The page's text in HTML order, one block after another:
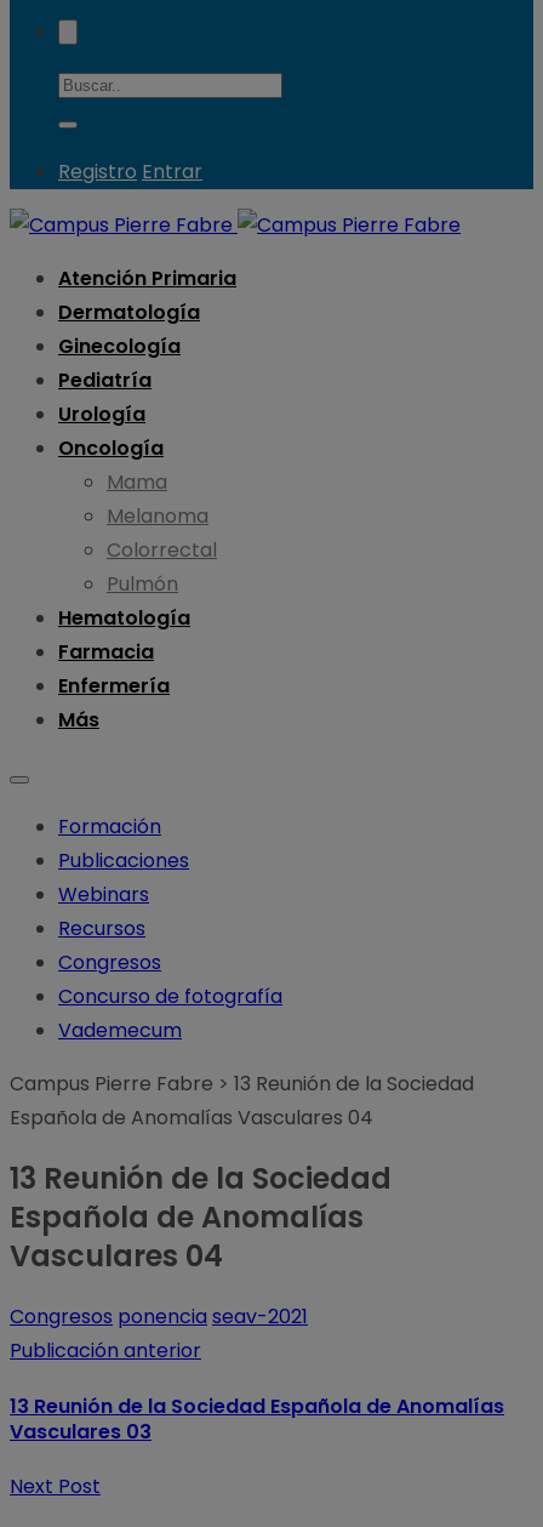
Registro Entrar
Atención Primaria
Dermatología
Ginecología
Pediatría
Urología
Oncología
Mama
Melanoma
Colorrectal
Pulmón
Hematología
Farmacia
Enfermería
Más
Formación
Publicaciones
Webinars
Recursos
Congresos
Concurso de fotografía
Vademecum
Campus Pierre Fabre > 13 Reunión de la Sociedad
Española de Anomalías Vasculares 04
13 Reunión de la Sociedad
Española de Anomalías
Vasculares 04
Congresos ponencia seav-2021
Publicación anterior
13 Reunión de la Sociedad Española de Anomalías
Vasculares 03
Next Post